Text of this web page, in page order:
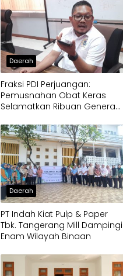
Daerah
Fraksi PDI Perjuangan:
Pemusnahan Obat Keras
Selamatkan Ribuan Generasi
Daerah
PT Indah Kiat Pulp & Paper
Tbk. Tangerang Mill Dampingi
Enam Wilayah Binaan